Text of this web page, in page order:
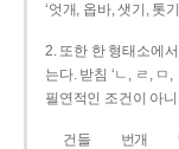
‘엇개, 옵바, 샛기, 톳
2. 또한 한 형태소에
는다. 받침 ‘ㄴ, ㄹ, ㅁ
필연적인 조건이 아
건들 번개